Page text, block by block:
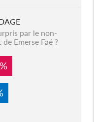
par le non-
Emerse Faé ?